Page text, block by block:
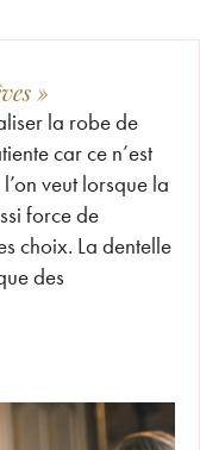
»
la robe de
car ce n’est
veut lorsque la
force de
choix. La dentelle
des